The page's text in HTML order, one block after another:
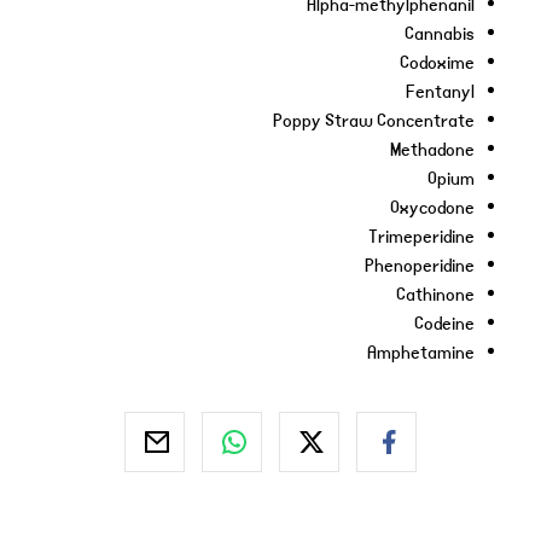
Cannabis
Codoxime
Fentanyl
Poppy Straw Concentrate
Methadone
Opium
Oxycodone
Trimeperidine
Phenoperidine
Cathinone
Codeine
Amphetamine